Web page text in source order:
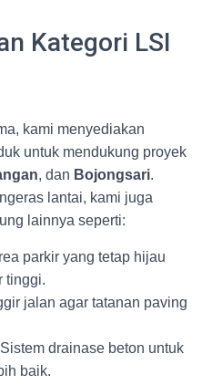
Kategori LSI
kami menyediakan
untuk mendukung proyek
, dan Bojongsari.
lantai, kami juga
lainnya seperti:
parkir yang tetap hijau
tinggi.
jalan agar tatanan paving
Sistem drainase beton untuk
baik.